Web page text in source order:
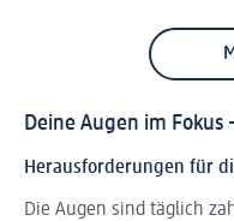
Deine Augen im Fokus
Herausforderungen für
Die Augen sind täglich